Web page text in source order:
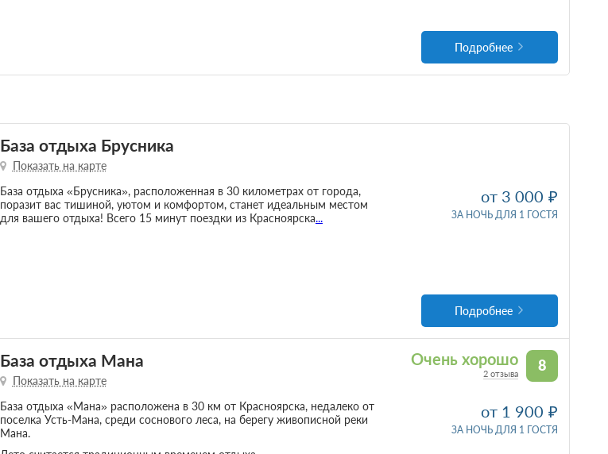
Подробнее
База отдыха Брусника
Показать на карте
База отдыха «Брусника», расположенная в 30 километрах от города,
поразит вас тишиной, уютом и комфортом, станет идеальным местом
для вашего отдыха! Всего 15 минут поездки из Красноярска...
от 3 000
ЗА НОЧЬ ДЛЯ 1 ГОСТЯ
Подробнее
8
Очень хорошо
2 отзыва
База отдыха Мана
Показать на карте
База отдыха «Мана» расположена в 30 км от Красноярска, недалеко от
поселка Усть-Мана, среди соснового леса, на берегу живописной реки
Мана.
от 1 900
ЗА НОЧЬ ДЛЯ 1 ГОСТЯ